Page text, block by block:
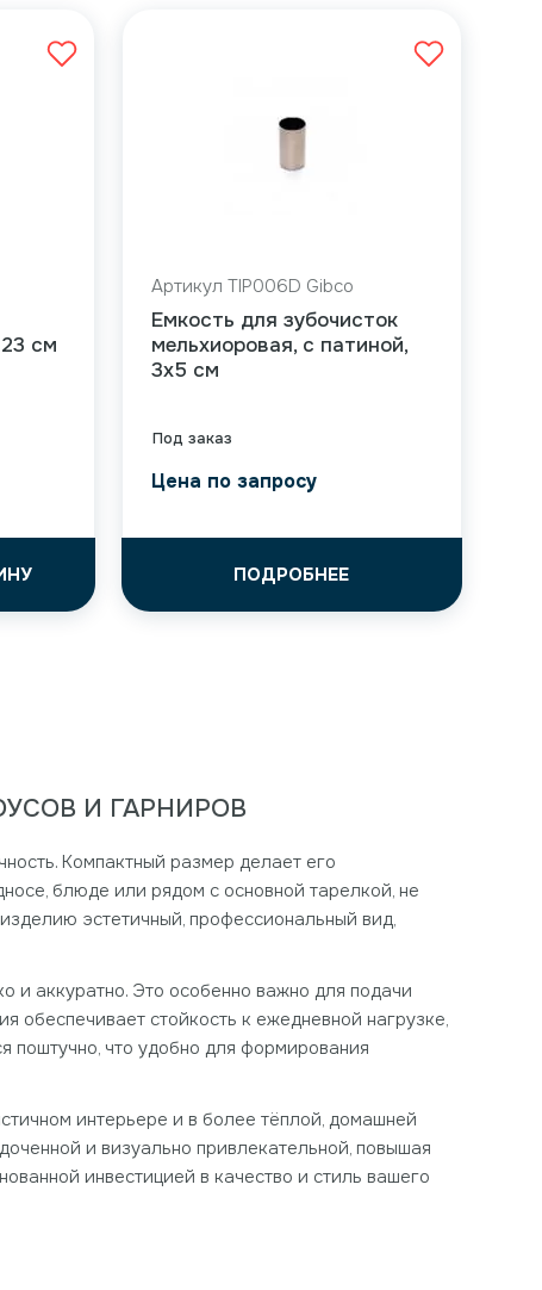
см
Под заказ
Артикул TIP006D Gibco
Емкость для зубочисток
мельхиоровая, c патиной,
3х5 см
Цена по запросу
ПОДРОБНЕЕ
И ГАРНИРОВ
Компактный размер делает его
блюде или рядом с основной тарелкой, не
эстетичный, профессиональный вид,
и аккуратно. Это особенно важно для подачи
обеспечивает стойкость к ежедневной нагрузке,
поштучно, что удобно для формирования
интерьере и в более тёплой, домашней
и визуально привлекательной, повышая
инвестицией в качество и стиль вашего